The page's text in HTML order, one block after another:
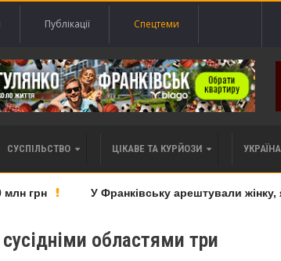
Публікації Спецтеми
СУСПІЛЬСТВО ЦІКАВЕ ТА КУРЙОЗИ
грн У Франківську арештували жінку,
областями три